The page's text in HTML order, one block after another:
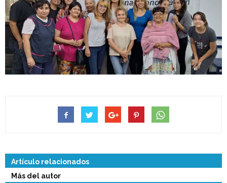
Artículo relacionados
Más del autor